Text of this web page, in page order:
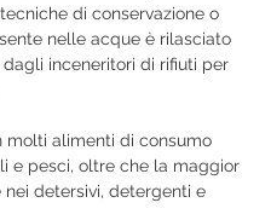
di conservazione o
nelle acque è rilasciato
inceneritori di rifiuti per
molti alimenti di consumo
e pesci, oltre che la maggior
detersivi, detergenti e